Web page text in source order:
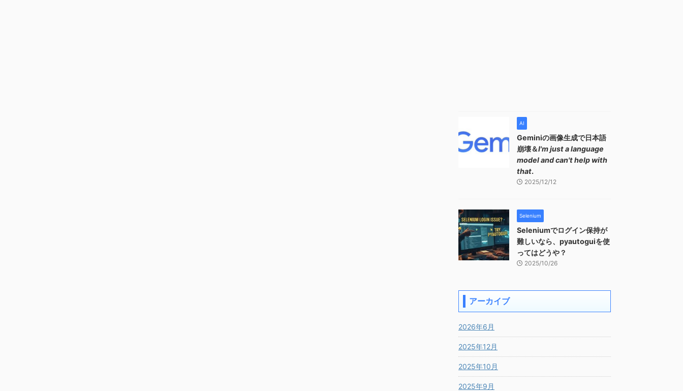
AI
Geminiの画像生成で日本語
崩壊＆I'm just a language
model and can't help with
that.
2025/12/12
Selenium
Seleniumでログイン保持が
難しいなら、pyautoguiを使
ってはどうや？
2025/10/26
アーカイブ
2026年6月
2025年12月
2025年10月
2025年9月